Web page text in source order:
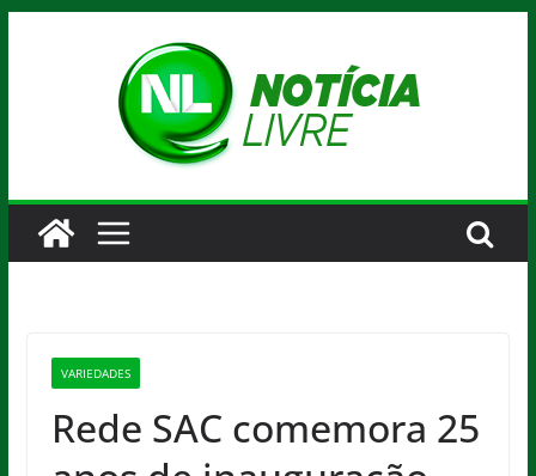
VARIEDADES
Rede SAC comemora 25